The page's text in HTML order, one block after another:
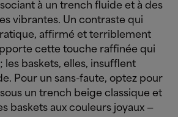
à un trench fluide et à des
vibrantes. Un contraste qui
affirmé et terriblement
cette touche raffinée qui
les baskets, elles, insufflent
Pour un sans-faute, optez pour
un trench beige classique et
baskets aux couleurs joyaux —